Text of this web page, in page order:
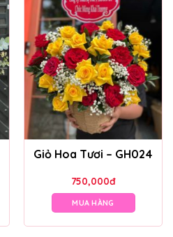
Giỏ Hoa Tươi – GH024
750,000đ
MUA HÀNG